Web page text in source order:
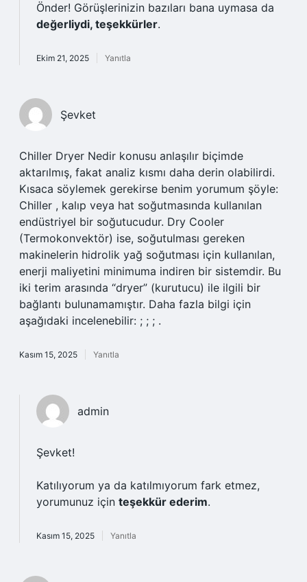
Önder! Görüşlerinizin bazıları bana uymasa da
değerliydi, teşekkürler.
Ekim 21, 2025 Yanıtla
Şevket
Chiller Dryer Nedir konusu anlaşılır biçimde
aktarılmış, fakat analiz kısmı daha derin olabilirdi.
Kısaca söylemek gerekirse benim yorumum şöyle:
Chiller , kalıp veya hat soğutmasında kullanılan
endüstriyel bir soğutucudur. Dry Cooler
(Termokonvektör) ise, soğutulması gereken
makinelerin hidrolik yağ soğutması için kullanılan,
enerji maliyetini minimuma indiren bir sistemdir. Bu
iki terim arasında “dryer” (kurutucu) ile ilgili bir
bağlantı bulunamamıştır. Daha fazla bilgi için
aşağıdaki incelenebilir: ; ; ; .
Kasım 15, 2025 Yanıtla
admin
Şevket!
Katılıyorum ya da katılmıyorum fark etmez,
yorumunuz için teşekkür ederim.
Kasım 15, 2025 Yanıtla